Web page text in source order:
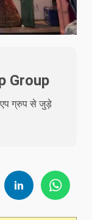
Group
ग्रुप से जुड़े